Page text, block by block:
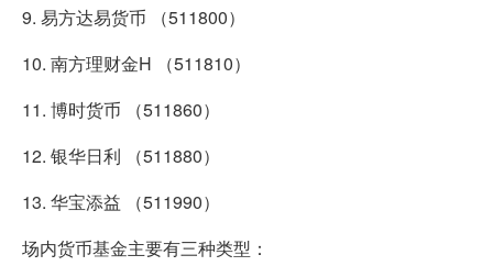
9. 易方达易货币 （511800）
10. 南方理财金H （511810）
11. 博时货币 （511860）
12. 银华日利 （511880）
13. 华宝添益 （511990）
场内货币基金主要有三种类型：